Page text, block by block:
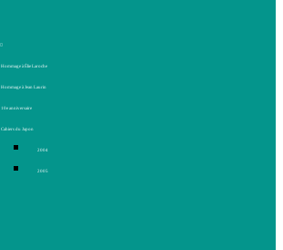
Hommage à Élie Laroche
Hommage à Jean Laurin
10e anniversaire
Cahiers du Japon
2004
2005